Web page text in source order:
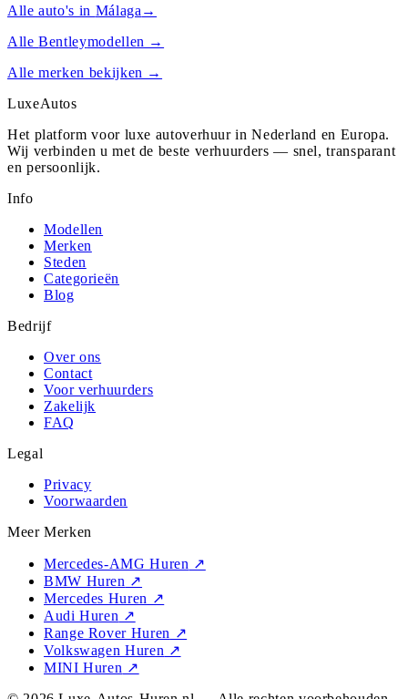
Alle auto's in Málaga →
AlleBentleymodellen →
Alle merken bekijken →
LuxeAutos
Het platform voor luxe autoverhuur in Nederland en Europa.
Wij verbinden u met de beste verhuurders — snel, transparant
en persoonlijk.
Info
Modellen
Merken
Steden
Categorieën
Blog
Bedrijf
Over ons
Contact
Voor verhuurders
Zakelijk
FAQ
Legal
Privacy
Voorwaarden
Meer Merken
Mercedes-AMG Huren ↗
BMW Huren ↗
Mercedes Huren ↗
Audi Huren ↗
Range Rover Huren ↗
Volkswagen Huren ↗
MINI Huren ↗